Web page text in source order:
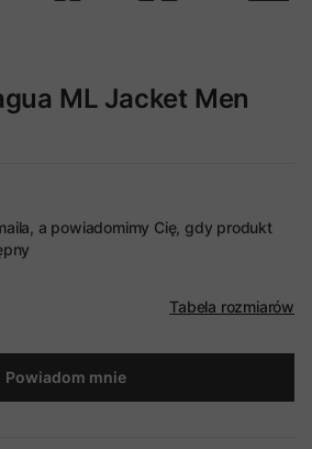
ML Jacket Men
a powiadomimy Cię, gdy produkt
Tabela rozmiarów
Powiadom mnie